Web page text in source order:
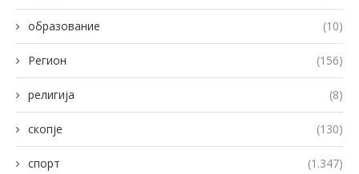
образование (10)
Регион (156)
религија (8)
скопје (130)
спорт (1.347)